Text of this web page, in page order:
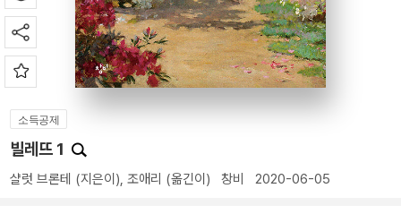
소득공제
빌레뜨 1
샬럿 브론테 (지은이), 조애리 (옮긴이) 창비 2020-06-05